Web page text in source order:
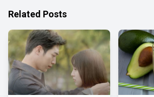
Related Posts